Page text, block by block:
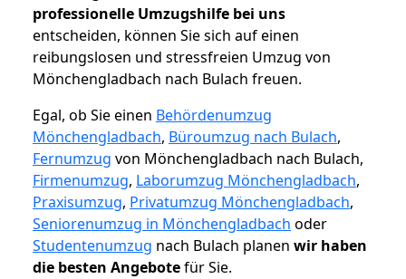
professionelle Umzugshilfe bei uns
entscheiden, können Sie sich auf einen
reibungslosen und stressfreien Umzug von
Mönchengladbach nach Bulach freuen.
Egal, ob Sie einen Behördenumzug
Mönchengladbach, Büroumzug nach Bulach,
Fernumzug von Mönchengladbach nach Bulach,
Firmenumzug, Laborumzug Mönchengladbach,
Praxisumzug, Privatumzug Mönchengladbach,
Seniorenumzug in Mönchengladbach oder
Studentenumzug nach Bulach planen wir haben
die besten Angebotefür Sie.